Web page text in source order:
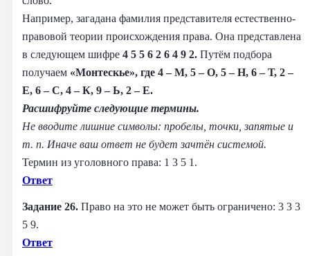
Например, загадана фамилия представителя естественно-
правовой теории происхождения права. Она представлена
в следующем шифре 4 5 5 6 2 6 4 9 2. Путём подбора
получаем «Монтескье», где 4 – М, 5 – О, 5 – Н, 6 – Т, 2 –
Е, 6 – С, 4 – К, 9 – Ь, 2 – Е.
Расшифруйте следующие термины.
Не вводите лишние символы: пробелы, точки, запятые и
т. п. Иначе ваш ответ не будет зачтён системой.
Термин из уголовного права: 1 3 5 1.
Ответ
Задание 26. Право на это не может быть ограничено: 3 3 3
5 9.
Ответ